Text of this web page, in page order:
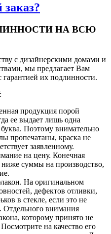
заказ?
НА ВСЮ
с дизайнерскими домами и
мы предлагает Вам
гарантией их подлинности.
продукция порой
ее выдает лишь одна
Поэтому внимательно
пропечатаны, краска не
заявленному.
на цену. Конечная
суммы на производство,
На оригинальном
дефектов отливки,
в стекле, если это не
Отдельного внимания
которому принято не
на качество его